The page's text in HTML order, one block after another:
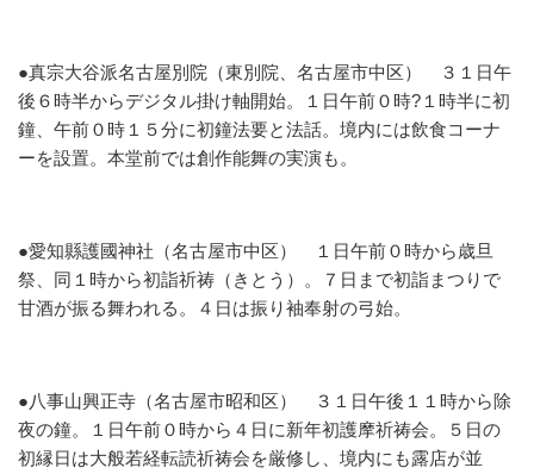
●真宗大谷派名古屋別院（東別院、名古屋市中区）
３１日午
後６時半からデジタル掛け軸開始。１日午前０時?１時半に初
鐘、午前０時１５分に初鐘法要と法話。境内には飲食コーナ
ーを設置。本堂前では創作能舞の実演も。
●愛知縣護國神社（名古屋市中区）
１日午前０時から歳旦
祭、同１時から初詣祈祷（きとう）。７日まで初詣まつりで
甘酒が振る舞われる。４日は振り袖奉射の弓始。
●八事山興正寺（名古屋市昭和区）
３１日午後１１時から除
夜の鐘。１日午前０時から４日に新年初護摩祈祷会。５日の
初縁日は大般若経転読祈祷会を厳修し、境内にも露店が並